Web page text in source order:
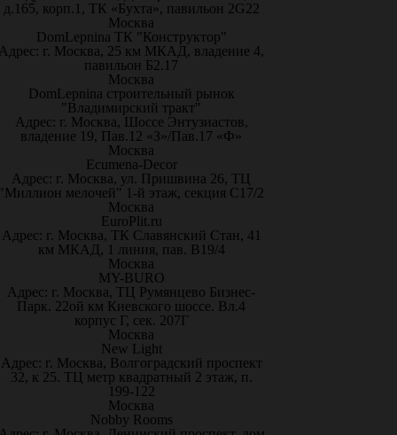
д.165, корп.1, ТК «Бухта», павильон 2G22
Москва
DomLepnina ТК "Конструктор"
г. Москва, 25 км МКАД, владение 4,
павильон Б2.17
Москва
DomLepnina строительный рынок
"Владимирский тракт"
Адрес: г. Москва, Шоссе Энтузиастов,
владение 19, Пав.12 «З»/Пав.17 «Ф»
Москва
Ecumena-Decor
Адрес: г. Москва, ул. Пришвина 26, ТЦ
мелочей" 1-й этаж, секция С17/2
Москва
EuroPlit.ru
Адрес: г. Москва, ТК Славянский Стан, 41
км МКАД, 1 линия, пав. В19/4
Москва
MY-BURO
Адрес: г. Москва, ТЦ Румянцево Бизнес-
Парк. 22ой км Киевского шоссе. Вл.4
корпус Г, сек. 207Г
Москва
New Light
Адрес: г. Москва, Волгоградский проспект
32, к 25. ТЦ метр квадратный 2 этаж, п.
199-122
Москва
Nobby Rooms